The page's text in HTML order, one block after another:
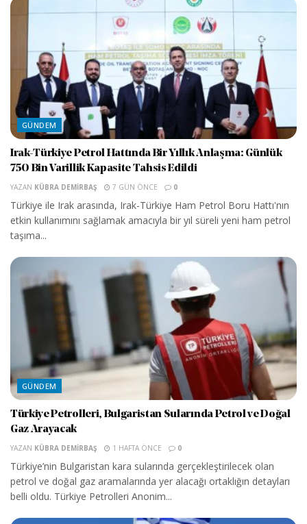
GÜNDEM
Irak-Türkiye Petrol Hattında Bir Yıllık Anlaşma: Günlük
750 Bin Varillik Kapasite Tahsis Edildi
YAZAN KÜBRA DEMIRBAŞ 7 GÜN ÖNCE 0
Türkiye ile Irak arasında, Irak-Türkiye Ham Petrol Boru Hattı'nın
etkin kullanımını sağlamak amacıyla bir yıl süreli yeni ham petrol
taşıma...
GÜNDEM
Türkiye Petrolleri, Bulgaristan Sularında Petrol ve Doğal
Gaz Arayacak
YAZAN KÜBRA DEMIRBAŞ 1 HAFTA ÖNCE 0
Türkiye’nin Bulgaristan kara sularında gerçekleştirilecek olan
petrol ve doğal gaz aramalarında yer alacağı ortaklığın detayları
belli oldu. Türkiye Petrolleri Anonim...